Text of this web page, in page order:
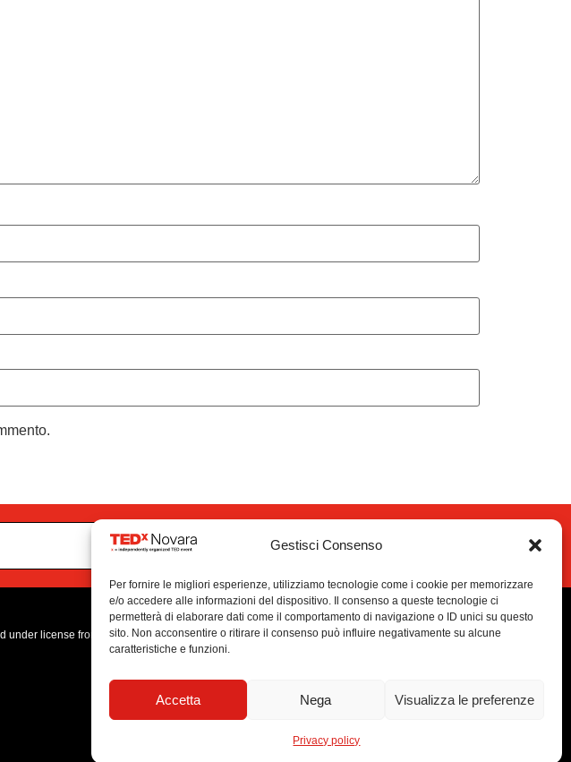
Gestisci Consenso
Per fornire le migliori esperienze, utilizziamo tecnologie come i cookie per memorizzare
e/o accedere alle informazioni del dispositivo. Il consenso a queste tecnologie ci
permetterà di elaborare dati come il comportamento di navigazione o ID unici su questo
sito. Non acconsentire o ritirare il consenso può influire negativamente su alcune
caratteristiche e funzioni.
Accetta Nega Visualizza le preferenze
Privacy policy
Diventa volontario
under license from